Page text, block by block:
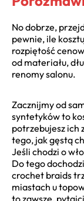
No dobrze,
pewnie, ile
rozpiętość
od materiału,
renomy salonu.
Zacznijmy od
syntetyków to
potrzebujesz ich
tego, jak gęstą
Jeśli chodzi o
Do tego
crochet braids
miastach u
to zawsze,